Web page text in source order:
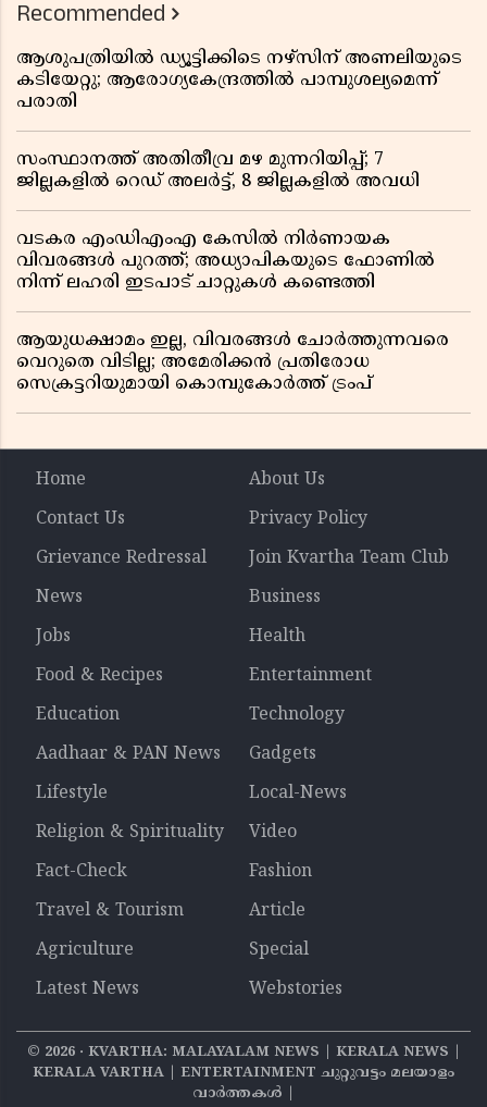
Recommended
ആശുപത്രിയിൽ ഡ്യൂട്ടിക്കിടെ നഴ്സിന് അണലിയുടെ
കടിയേറ്റു; ആരോഗ്യകേന്ദ്രത്തിൽ പാമ്പുശല്യമെന്ന്
പരാതി
സംസ്ഥാനത്ത് അതിതീവ്ര മഴ മുന്നറിയിപ്പ്; 7
ജില്ലകളിൽ റെഡ് അലർട്ട്, 8 ജില്ലകളിൽ അവധി
വടകര എംഡിഎംഎ കേസിൽ നിർണായക
വിവരങ്ങൾ പുറത്ത്; അധ്യാപികയുടെ ഫോണിൽ
നിന്ന് ലഹരി ഇടപാട് ചാറ്റുകൾ കണ്ടെത്തി
ആയുധക്ഷാമം ഇല്ല, വിവരങ്ങൾ ചോർത്തുന്നവരെ
വെറുതെ വിടില്ല; അമേരിക്കൻ പ്രതിരോധ
സെക്രട്ടറിയുമായി കൊമ്പുകോർത്ത് ട്രംപ്
Home
About Us
Contact Us
Privacy Policy
Grievance Redressal
Join Kvartha Team Club
News
Business
Jobs
Health
Food & Recipes
Entertainment
Education
Technology
Aadhaar & PAN News
Gadgets
Lifestyle
Local-News
Religion & Spirituality
Video
Fact-Check
Fashion
Travel & Tourism
Article
Agriculture
Special
Latest News
Webstories
© 2026‧ KVARTHA: MALAYALAM NEWS | KERALA NEWS |
KERALA VARTHA | ENTERTAINMENT ചുറ്റുവട്ടം മലയാളം
വാര്‍ത്തകൾ |